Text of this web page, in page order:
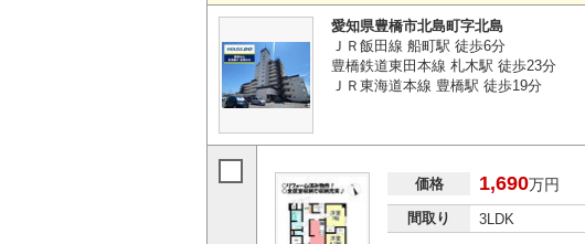
愛知県豊橋市北島町字北島
ＪＲ飯田線 船町駅 徒歩6分
豊橋鉄道東田本線 札木駅 徒歩23分
ＪＲ東海道本線 豊橋駅 徒歩19分
価格 1,690万円
間取り 3LDK